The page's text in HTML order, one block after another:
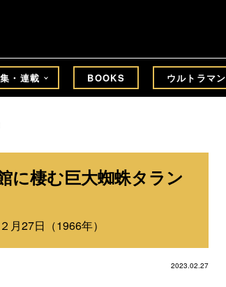
・連載 BOOKS ウルトラマン
に棲む巨大蜘蛛タラン
月27日（1966年）
2023.02.27